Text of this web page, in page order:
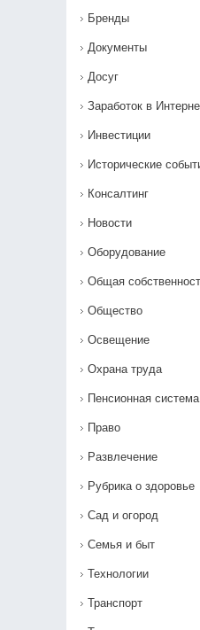
Бренды
Документы
Досуг
Заработок в
Инвестиции
Исторические
Консалтинг
Новости
Оборудование
Общая
Общество
Освещение
Охрана труда
Пенсионная система
Право
Развлечение
Рубрика о здоровье
Сад и огород
Семья и быт
Технологии
Транспорт